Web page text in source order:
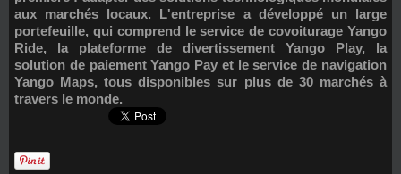
aux marchés locaux. L'entreprise a développé un large
portefeuille, qui comprend le service de covoiturage Yango
Ride, la plateforme de divertissement Yango Play, la
solution de paiement Yango Pay et le service de navigation
Yango Maps, tous disponibles sur plus de 30 marchés à
travers le monde.